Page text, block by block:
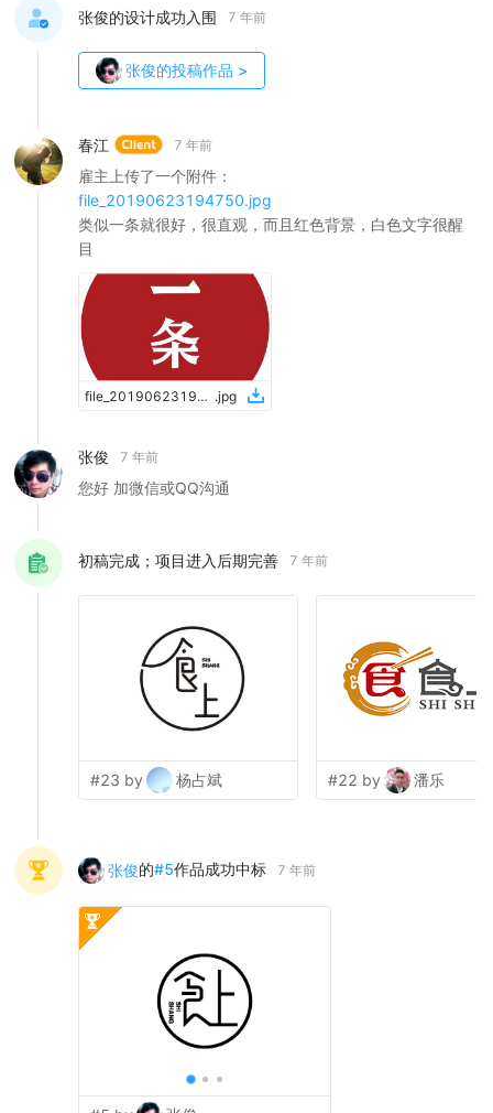
张俊的设计成功入围 7 年前
张俊的投稿作品 >
春江 7 年前
雇主上传了一个附件：
file_20190623194750.jpg
类似一条就很好，很直观，而且红色背景，白色文字很醒
目
file_20190623194750 .jpg
张俊 7 年前
您好 加微信或QQ沟通
初稿完成；项目进入后期完善 7 年前
#23 by 杨占斌 #22 by 潘乐
张俊的#5作品成功中标 7 年前